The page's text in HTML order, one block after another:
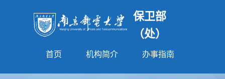
保卫部
（处）
首页 机构简介 办事指南